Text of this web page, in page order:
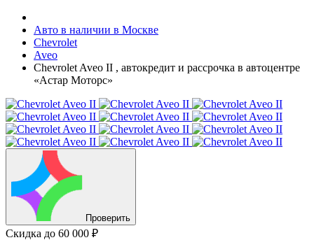
Авто в наличии в Москве
Chevrolet
Aveo
Chevrolet Aveo II , автокредит и рассрочка в автоцентре
«Астар Моторс»
Проверить
Скидка до 60 000 ₽